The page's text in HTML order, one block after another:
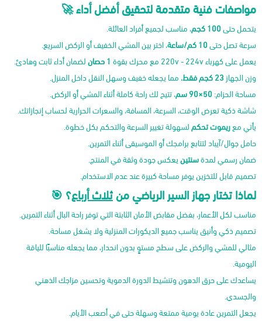
مواصفات فنية متقدمة لتحقيق أفضل أداء 🚀
يتحمل حتى100 كجم
، مناسب لجميع أفراد العائلة.
سرعة تصل حتى10 كم/ساعة
، اختر بين المشي الخفيف أو الركض السريع.
يعمل على كهرباء 220v - 224v مع محرك بقوة
1 حصان
لضمان أداء ثابت وهادئ.
وزن الجهاز23 كجم فقط
، مما يجعله خفيف وسهل النقل داخل المنزل.
مساحة الحزام:50×90 سم
، تتيح لك راحة كاملة أثناء المشي أو الركض.
شاشة ذكية تعرض الوقت، السرعة، المسافة، والسعرات الحرارية لحساب إنجازاتك.
يأتي معريموت تحكملسهولة تغيير السرعة والتحكم بكل خطوة.
حامل جوال/آيباد لتتابع برامجك أو الموسيقى أثناء التمرين.
ضمان رسمي لمدةسنتينيعكس جودة وثقة في المنتج.
تصميم قابل للتخزين يوفر مساحة كبيرة عند عدم الاستخدام.
لماذا تختار جهاز السير الرياضي من ثلاث أرباع؟ 🎯
مناسب لكل الأعمار، بفضل مقابض الأمان الثابتة التي توفر راحة البال أثناء التمرين.
تصميم ذكي وأنيق يناسب جميع الديكورات المنزلية ولا يشغل مساحة.
مثالي للمشي والركض على سطح مستوٍ بدون انحدار، مما يجعله مناسبًا للياقة
اليومية.
يساعدك على حرق الدهون وتنشيط الدورة الدموية وتحسين مزاجك الذهني
والجسدي.
يجعل التمرين عادة يومية ممتعة وسهلة حتى في أصعب الأيام.